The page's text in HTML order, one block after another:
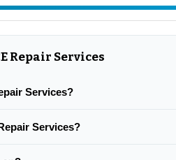
Repair Services
Services?
Services?